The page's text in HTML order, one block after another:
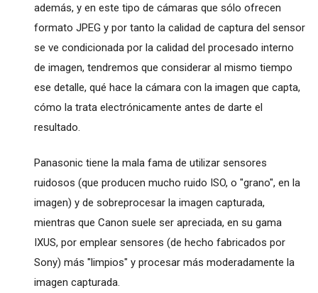
además, y en este tipo de cámaras que sólo ofrecen
formato JPEG y por tanto la calidad de captura del sensor
se ve condicionada por la calidad del procesado interno
de imagen, tendremos que considerar al mismo tiempo
ese detalle, qué hace la cámara con la imagen que capta,
cómo la trata electrónicamente antes de darte el
resultado.
Panasonic tiene la mala fama de utilizar sensores
ruidosos (que producen mucho ruido ISO, o "grano", en la
imagen) y de sobreprocesar la imagen capturada,
mientras que Canon suele ser apreciada, en su gama
IXUS, por emplear sensores (de hecho fabricados por
Sony) más "limpios" y procesar más moderadamente la
imagen capturada.